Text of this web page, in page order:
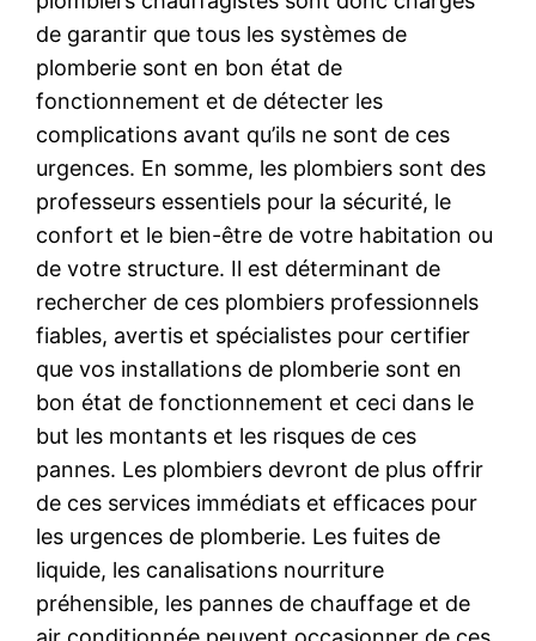
de garantir que tous les systèmes de
plomberie sont en bon état de
fonctionnement et de détecter les
complications avant qu’ils ne sont de ces
urgences. En somme, les plombiers sont des
professeurs essentiels pour la sécurité, le
confort et le bien-être de votre habitation ou
de votre structure. Il est déterminant de
rechercher de ces plombiers professionnels
fiables, avertis et spécialistes pour certifier
que vos installations de plomberie sont en
bon état de fonctionnement et ceci dans le
but les montants et les risques de ces
pannes. Les plombiers devront de plus offrir
de ces services immédiats et efficaces pour
les urgences de plomberie. Les fuites de
liquide, les canalisations nourriture
préhensible, les pannes de chauffage et de